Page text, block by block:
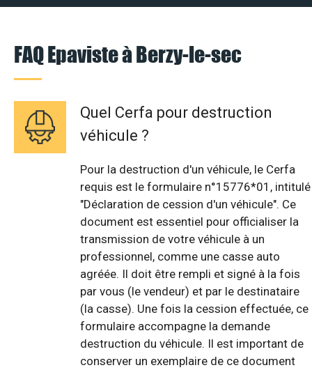
FAQ Epaviste à Berzy-le-sec
Quel Cerfa pour destruction
véhicule ?
Pour la destruction d'un véhicule, le Cerfa
requis est le formulaire n°15776*01, intitulé
"Déclaration de cession d'un véhicule". Ce
document est essentiel pour officialiser la
transmission de votre véhicule à un
professionnel, comme une casse auto
agréée. Il doit être rempli et signé à la fois
par vous (le vendeur) et par le destinataire
(la casse). Une fois la cession effectuée, ce
formulaire accompagne la demande
destruction du véhicule. Il est important de
conserver un exemplaire de ce document